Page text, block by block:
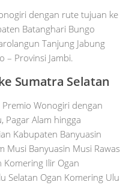
dengan rute tujuan ke
Batanghari Bungo
Tanjung Jabung
– Provinsi Jambi.
Sumatra Selatan
Premio Wonogiri dengan
Pagar Alam hingga
Kabupaten Banyuasin
Musi Banyuasin Musi Rawas
Komering Ilir Ogan
Selatan Ogan Komering Ulu